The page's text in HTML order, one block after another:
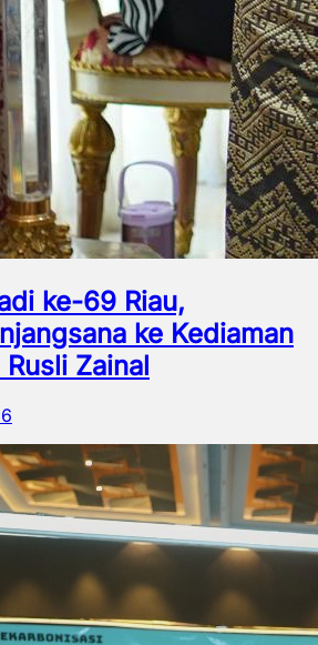
ke-69 Riau,
ke Kediaman
Zainal